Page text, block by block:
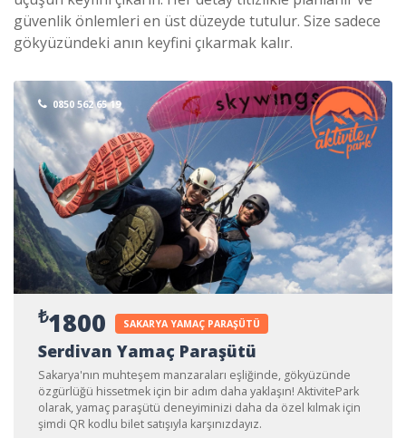
güvenlik önlemleri en üst düzeyde tutulur. Size sadece
gökyüzündeki anın keyfini çıkarmak kalır.
0850 562 65 19
₺1800 SAKARYA YAMAÇ PARAŞÜTÜ
Serdivan Yamaç Paraşütü
Sakarya'nın muhteşem manzaraları eşliğinde, gökyüzünde
özgürlüğü hissetmek için bir adım daha yaklaşın! AktivitePark
olarak, yamaç paraşütü deneyiminizi daha da özel kılmak için
şimdi QR kodlu bilet satışıyla karşınızdayız.